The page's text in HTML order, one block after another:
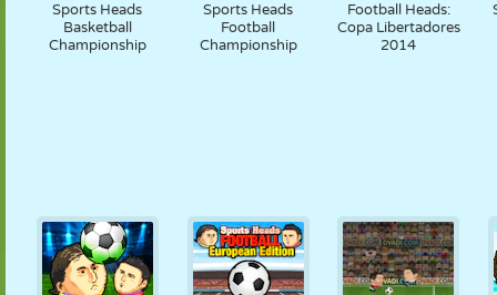
Sports Heads
Basketball
Championship
Sports Heads
Football
Championship
Football Heads:
Copa Libertadores
2014